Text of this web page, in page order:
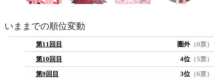
いままでの順位変動
第11回目 圏外（0票）
第10回目
4位 （5票）
第9回目
3位 （6票）